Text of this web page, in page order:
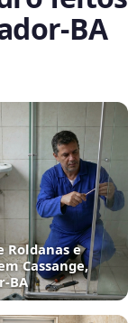
Roldanas e
Cassange,